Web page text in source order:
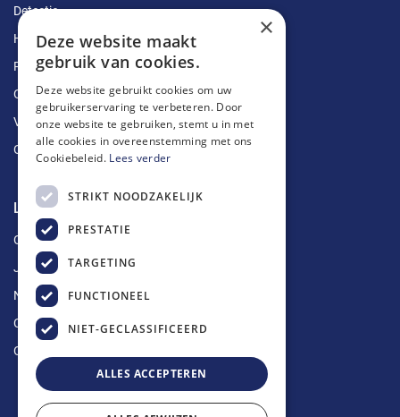
Detectie
Herstellingen
Ruimingen
Ontstoppingen
Vetputten
Ontkalking
Longin Service
Over ons
Jobs
Nieuws
Contact
Offerte aanvragen
×
Deze website maakt
gebruik van cookies.
Deze website gebruikt cookies om uw
gebruikerservaring te verbeteren. Door
onze website te gebruiken, stemt u in met
alle cookies in overeenstemming met ons
Cookiebeleid. Lees verder
STRIKT NOODZAKELIJK
PRESTATIE
TARGETING
FUNCTIONEEL
NIET-GECLASSIFICEERD
ALLES ACCEPTEREN